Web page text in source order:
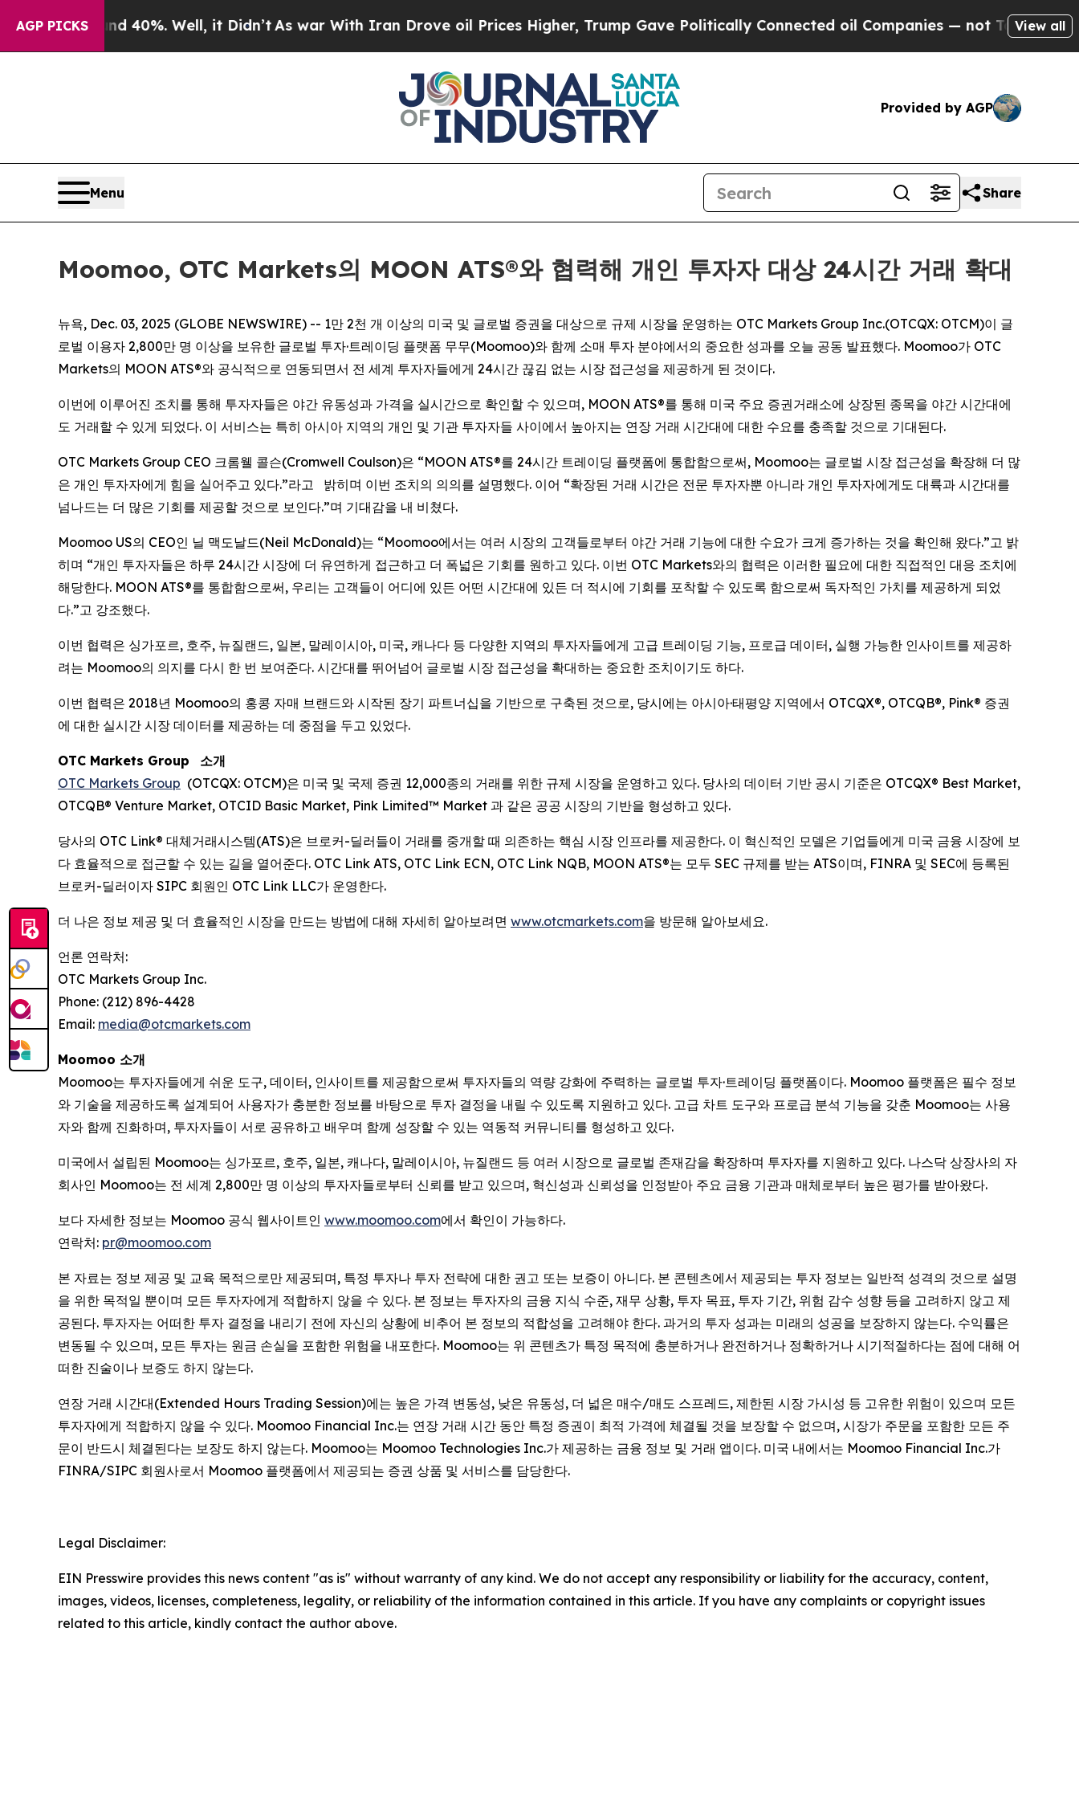
AGP PICKS40%. Well, it Didn’t As war With Iran Drove oil Prices Higher, Trump Gave Politically Connected oil Companies — not Taxpayers — the
View all
Provided by AGP
Menu Share
Moomoo, OTC Markets의 MOON ATS®와 협력해 개인 투자자 대상 24시간 거래 확대
뉴욕, Dec. 03, 2025 (GLOBE NEWSWIRE) -- 1만 2천 개 이상의 미국 및 글로벌 증권을 대상으로 규제 시장을 운영하는 OTC Markets Group Inc.(OTCQX: OTCM)이 글
로벌 이용자 2,800만 명 이상을 보유한 글로벌 투자·트레이딩 플랫폼 무무(Moomoo)와 함께 소매 투자 분야에서의 중요한 성과를 오늘 공동 발표했다. Moomoo가 OTC
Markets의 MOON ATS®와 공식적으로 연동되면서 전 세계 투자자들에게 24시간 끊김 없는 시장 접근성을 제공하게 된 것이다.
이번에 이루어진 조치를 통해 투자자들은 야간 유동성과 가격을 실시간으로 확인할 수 있으며, MOON ATS®를 통해 미국 주요 증권거래소에 상장된 종목을 야간 시간대에
도 거래할 수 있게 되었다. 이 서비스는 특히 아시아 지역의 개인 및 기관 투자자들 사이에서 높아지는 연장 거래 시간대에 대한 수요를 충족할 것으로 기대된다.
OTC Markets Group CEO 크롬웰 콜슨(Cromwell Coulson)은 “MOON ATS®를 24시간 트레이딩 플랫폼에 통합함으로써, Moomoo는 글로벌 시장 접근성을 확장해 더 많
은 개인 투자자에게 힘을 실어주고 있다.”라고 밝히며 이번 조치의 의의를 설명했다. 이어 “확장된 거래 시간은 전문 투자자뿐 아니라 개인 투자자에게도 대륙과 시간대를
넘나드는 더 많은 기회를 제공할 것으로 보인다.”며 기대감을 내 비쳤다.
Moomoo US의 CEO인 닐 맥도날드(Neil McDonald)는 “Moomoo에서는 여러 시장의 고객들로부터 야간 거래 기능에 대한 수요가 크게 증가하는 것을 확인해 왔다.”고 밝
히며 “개인 투자자들은 하루 24시간 시장에 더 유연하게 접근하고 더 폭넓은 기회를 원하고 있다. 이번 OTC Markets와의 협력은 이러한 필요에 대한 직접적인 대응 조치에
해당한다. MOON ATS®를 통합함으로써, 우리는 고객들이 어디에 있든 어떤 시간대에 있든 더 적시에 기회를 포착할 수 있도록 함으로써 독자적인 가치를 제공하게 되었
다.”고 강조했다.
이번 협력은 싱가포르, 호주, 뉴질랜드, 일본, 말레이시아, 미국, 캐나다 등 다양한 지역의 투자자들에게 고급 트레이딩 기능, 프로급 데이터, 실행 가능한 인사이트를 제공하
려는 Moomoo의 의지를 다시 한 번 보여준다. 시간대를 뛰어넘어 글로벌 시장 접근성을 확대하는 중요한 조치이기도 하다.
이번 협력은 2018년 Moomoo의 홍콩 자매 브랜드와 시작된 장기 파트너십을 기반으로 구축된 것으로, 당시에는 아시아·태평양 지역에서 OTCQX®, OTCQB®, Pink® 증권
에 대한 실시간 시장 데이터를 제공하는 데 중점을 두고 있었다.
OTC Markets Group
소개
OTC Markets Group (OTCQX: OTCM)은 미국 및 국제 증권 12,000종의 거래를 위한 규제 시장을 운영하고 있다. 당사의 데이터 기반 공시 기준은 OTCQX® Best Market,
OTCQB® Venture Market, OTCID Basic Market, Pink Limited™ Market 과 같은 공공 시장의 기반을 형성하고 있다.
당사의 OTC Link® 대체거래시스템(ATS)은 브로커-딜러들이 거래를 중개할 때 의존하는 핵심 시장 인프라를 제공한다. 이 혁신적인 모델은 기업들에게 미국 금융 시장에 보
다 효율적으로 접근할 수 있는 길을 열어준다. OTC Link ATS, OTC Link ECN, OTC Link NQB, MOON ATS®는 모두 SEC 규제를 받는 ATS이며, FINRA 및 SEC에 등록된
브로커-딜러이자 SIPC 회원인 OTC Link LLC가 운영한다.
더 나은 정보 제공 및 더 효율적인 시장을 만드는 방법에 대해 자세히 알아보려면 www.otcmarkets.com을 방문해 알아보세요.
언론 연락처:
OTC Markets Group Inc.
Phone: (212) 896-4428
Email: media@otcmarkets.com
Moomoo 소개
Moomoo는 투자자들에게 쉬운 도구, 데이터, 인사이트를 제공함으로써 투자자들의 역량 강화에 주력하는 글로벌 투자·트레이딩 플랫폼이다. Moomoo 플랫폼은 필수 정보
와 기술을 제공하도록 설계되어 사용자가 충분한 정보를 바탕으로 투자 결정을 내릴 수 있도록 지원하고 있다. 고급 차트 도구와 프로급 분석 기능을 갖춘 Moomoo는 사용
자와 함께 진화하며, 투자자들이 서로 공유하고 배우며 함께 성장할 수 있는 역동적 커뮤니티를 형성하고 있다.
미국에서 설립된 Moomoo는 싱가포르, 호주, 일본, 캐나다, 말레이시아, 뉴질랜드 등 여러 시장으로 글로벌 존재감을 확장하며 투자자를 지원하고 있다. 나스닥 상장사의 자
회사인 Moomoo는 전 세계 2,800만 명 이상의 투자자들로부터 신뢰를 받고 있으며, 혁신성과 신뢰성을 인정받아 주요 금융 기관과 매체로부터 높은 평가를 받아왔다.
보다 자세한 정보는 Moomoo 공식 웹사이트인 www.moomoo.com에서 확인이 가능하다.
연락처: pr@moomoo.com
본 자료는 정보 제공 및 교육 목적으로만 제공되며, 특정 투자나 투자 전략에 대한 권고 또는 보증이 아니다. 본 콘텐츠에서 제공되는 투자 정보는 일반적 성격의 것으로 설명
을 위한 목적일 뿐이며 모든 투자자에게 적합하지 않을 수 있다. 본 정보는 투자자의 금융 지식 수준, 재무 상황, 투자 목표, 투자 기간, 위험 감수 성향 등을 고려하지 않고 제
공된다. 투자자는 어떠한 투자 결정을 내리기 전에 자신의 상황에 비추어 본 정보의 적합성을 고려해야 한다. 과거의 투자 성과는 미래의 성공을 보장하지 않는다. 수익률은
변동될 수 있으며, 모든 투자는 원금 손실을 포함한 위험을 내포한다. Moomoo는 위 콘텐츠가 특정 목적에 충분하거나 완전하거나 정확하거나 시기적절하다는 점에 대해 어
떠한 진술이나 보증도 하지 않는다.
연장 거래 시간대(Extended Hours Trading Session)에는 높은 가격 변동성, 낮은 유동성, 더 넓은 매수/매도 스프레드, 제한된 시장 가시성 등 고유한 위험이 있으며 모든
투자자에게 적합하지 않을 수 있다. Moomoo Financial Inc.는 연장 거래 시간 동안 특정 증권이 최적 가격에 체결될 것을 보장할 수 없으며, 시장가 주문을 포함한 모든 주
문이 반드시 체결된다는 보장도 하지 않는다. Moomoo는 Moomoo Technologies Inc.가 제공하는 금융 정보 및 거래 앱이다. 미국 내에서는 Moomoo Financial Inc.가
FINRA/SIPC 회원사로서 Moomoo 플랫폼에서 제공되는 증권 상품 및 서비스를 담당한다.
Legal Disclaimer:
EIN Presswire provides this news content "as is" without warranty of any kind. We do not accept any responsibility or liability for the accuracy, content,
images, videos, licenses, completeness, legality, or reliability of the information contained in this article. If you have any complaints or copyright issues
related to this article, kindly contact the author above.